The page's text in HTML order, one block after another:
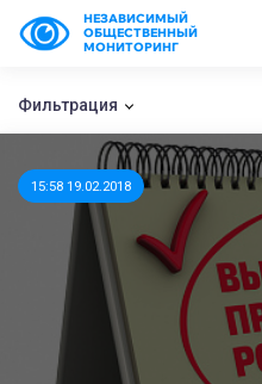
НЕЗАВИСИМЫЙ
ОБЩЕСТВЕННЫЙ
МОНИТОРИНГ
Фильтрация
15:58 19.02.2018